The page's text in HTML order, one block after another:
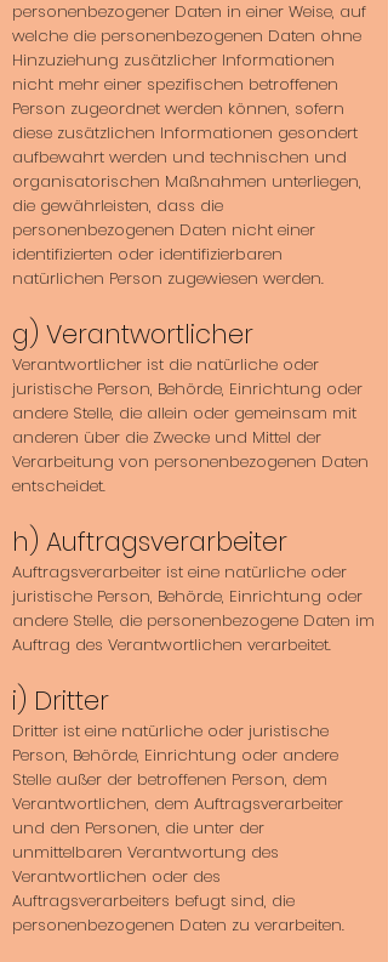
personenbezogener Daten in einer Weise, auf
welche die personenbezogenen Daten ohne
Hinzuziehung zusätzlicher Informationen
nicht mehr einer spezifischen betroffenen
Person zugeordnet werden können, sofern
diese zusätzlichen Informationen gesondert
aufbewahrt werden und technischen und
organisatorischen Maßnahmen unterliegen,
die gewährleisten, dass die
personenbezogenen Daten nicht einer
identifizierten oder identifizierbaren
natürlichen Person zugewiesen werden.
g) Verantwortlicher
Verantwortlicher ist die natürliche oder
juristische Person, Behörde, Einrichtung oder
andere Stelle, die allein oder gemeinsam mit
anderen über die Zwecke und Mittel der
Verarbeitung von personenbezogenen Daten
entscheidet.
h) Auftragsverarbeiter
Auftragsverarbeiter ist eine natürliche oder
juristische Person, Behörde, Einrichtung oder
andere Stelle, die personenbezogene Daten im
Auftrag des Verantwortlichen verarbeitet.
i) Dritter
Dritter ist eine natürliche oder juristische
Person, Behörde, Einrichtung oder andere
Stelle außer der betroffenen Person, dem
Verantwortlichen, dem Auftragsverarbeiter
und den Personen, die unter der
unmittelbaren Verantwortung des
Verantwortlichen oder des
Auftragsverarbeiters befugt sind, die
personenbezogenen Daten zu verarbeiten.